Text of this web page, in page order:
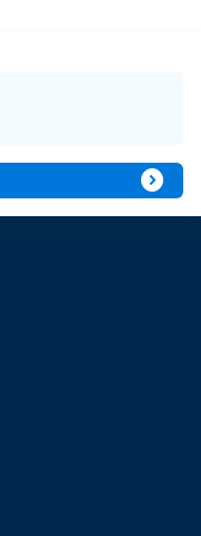
expand_circle_right